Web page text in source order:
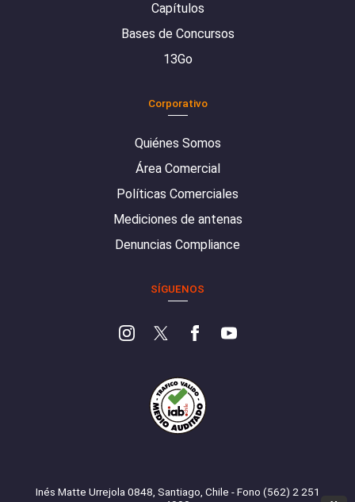
Capítulos
Bases de Concursos
13Go
Corporativo
Quiénes Somos
Área Comercial
Políticas Comerciales
Mediciones de antenas
Denuncias Compliance
SÍGUENOS
Inés Matte Urrejola 0848, Santiago, Chile - Fono (562) 2 251